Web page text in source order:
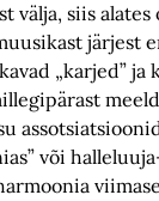
siis alates
järjest
„karjed”
või